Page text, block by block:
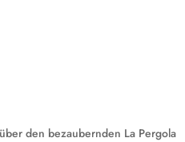
den bezaubernden La Pergola